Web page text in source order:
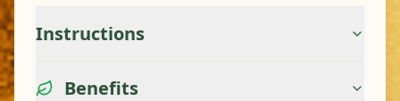
Instructions
Benefits